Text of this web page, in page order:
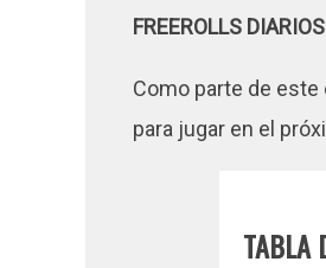
FREEROLLS DIARIOS
Como parte de
para jugar en el
TABLA